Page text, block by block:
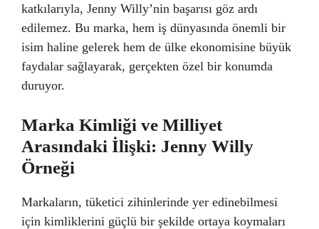
katkılarıyla, Jenny Willy’nin başarısı göz ardı
edilemez. Bu marka, hem iş dünyasında önemli bir
isim haline gelerek hem de ülke ekonomisine büyük
faydalar sağlayarak, gerçekten özel bir konumda
duruyor.
Marka Kimliği ve Milliyet
Arasındaki İlişki: Jenny Willy
Örneği
Markaların, tüketici zihinlerinde yer edinebilmesi
için kimliklerini güçlü bir şekilde ortaya koymaları